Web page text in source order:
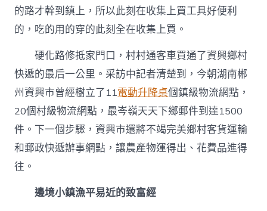
的路才幹到鎮上，所以此刻在收集上買工具好便利
的，吃的用的穿的此刻全在收集上買。
硬化路修抵家門口，村村通客車買通了資興鄉村
快遞的最后一公里。采訪中記者清楚到，今朝湖南郴
州資興市曾經樹立了11電動升降桌個鎮級物流網點，
20個村級物流網點，最岑嶺天天下鄉郵件到達1500
件。下一個步驟，資興市還將不竭完美鄉村客貨運輸
和郵政快遞辦事網點，讓農產物運得出、花費品進得
往。
邊境小鎮漁平易近的致富經